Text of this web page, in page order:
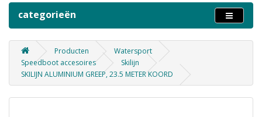
categorieën
Producten
Watersport
Speedboot accesoires
Skilijn
SKILIJN ALUMINIUM GREEP, 23.5 METER KOORD